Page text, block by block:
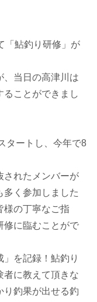
「鮎釣り研修」が
、当日の高津川は
ることができまし
タートし、今年で8
れたメンバーが
多く参加しました
様の丁寧なご指
修に臨むことがで
を記録！鮎釣り
者に教えて頂きな
り釣果が出せる釣